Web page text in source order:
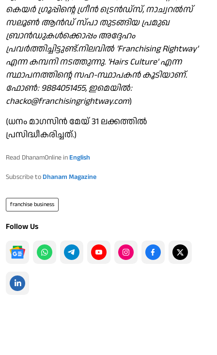
കെയര്‍ ഗ്രൂപ്പിന്റെ ഗ്രീന്‍ ട്രെന്‍ഡ്സ്, നാച്വറല്‍സ്
സലൂണ്‍ ആന്‍ഡ് സ്പാ തുടങ്ങിയ പ്രമുഖ
ബ്രാന്‍ഡുകള്‍ക്കൊപ്പം അദ്ദേഹം
പ്രവര്‍ത്തിച്ചിട്ടുണ്ട്.നിലവില്‍ 'Franchising Rightway'
എന്ന കമ്പനി നടത്തുന്നു. 'Hairs Culture' എന്ന
സ്ഥാപനത്തിന്റെ സഹ-സ്ഥാപകന്‍ കൂടിയാണ്.
ഫോണ്‍: 9884051455, ഇമെയില്‍:
chacko@franchisingrightway.com)
(ധനം മാഗസിൻ മേയ് 31 ലക്കത്തിൽ
പ്രസിദ്ധീകരിച്ചത്.)
Read DhanamOnline in English
Subscribe to Dhanam Magazine
franchise business
Follow Us